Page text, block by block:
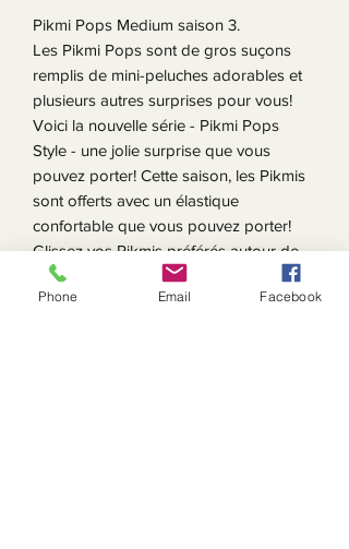
Pikmi Pops Medium saison 3.
Les Pikmi Pops sont de gros suçons
remplis de mini-peluches adorables et
plusieurs autres surprises pour vous!
Voici la nouvelle série - Pikmi Pops
Style - une jolie surprise que vous
pouvez porter! Cette saison, les Pikmis
sont offerts avec un élastique
confortable que vous pouvez porter!
Glissez vos Pikmis préférés autour de
vos doigts, accrochez-les à vos
manteaux ou à votre sac!
Phone Email Facebook